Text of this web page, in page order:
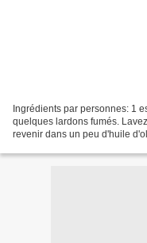
Ingrédients par personnes: 1
quelques lardons fumés.
revenir dans un peu d'huile